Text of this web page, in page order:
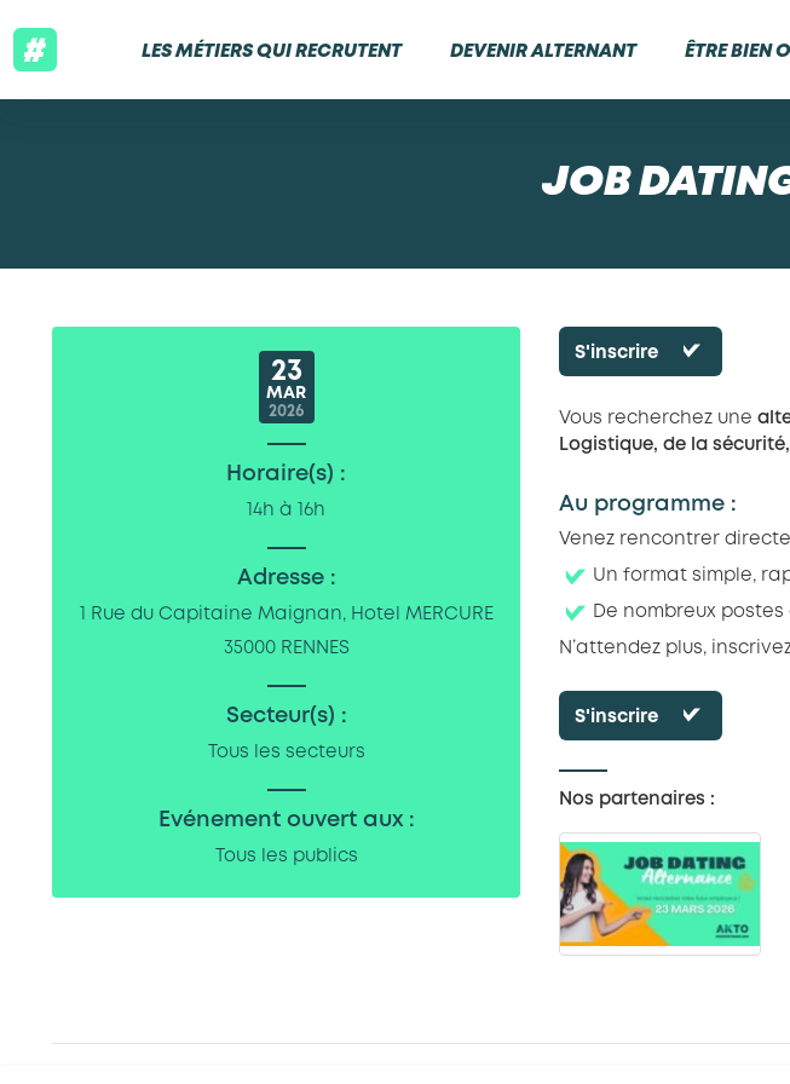
LES MÉTIERS QUI RECRUTENT DEVENIR ALTERNANT ÊTRE BIEN
JOB
23
MAR
2026
Horaire(s) :
14h à 16h
Adresse :
1 Rue du Capitaine Maignan, Hotel MERCURE
35000 RENNES
Secteur(s) :
Tous les secteurs
Evénement ouvert aux :
Tous les publics
S'inscrire
Vous recherchez une
Logistique, de la
Au programme :
Venez rencontrer
Un format simple,
De nombreux
N’attendez plus,
S'inscrire
Nos partenaires :